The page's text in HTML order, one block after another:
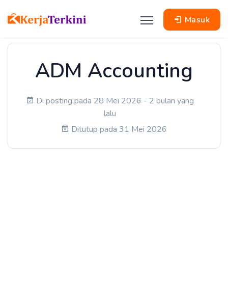
Masuk
ADM Accounting
Di posting pada 28 Mei 2026 - 2 bulan yang
lalu
Ditutup pada 31 Mei 2026